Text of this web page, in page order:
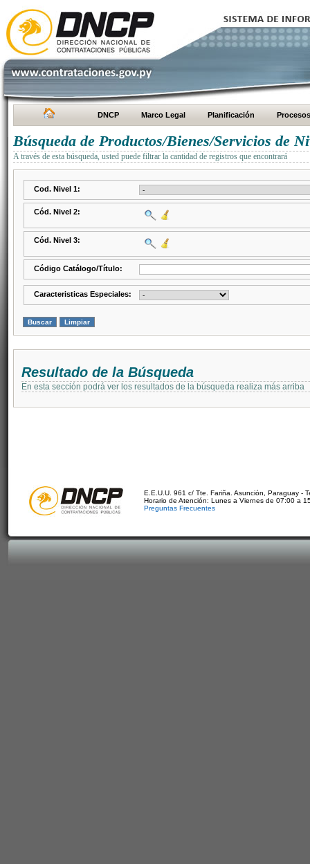
DNCP Marco Legal Planificación Procesos
Búsqueda de Productos/Bienes/Servicios de
A través de esta búsqueda, usted puede filtrar la cantidad de registros que encontrará
Cod. Nivel 1:
Cód. Nivel 2:
Cód. Nivel 3:
Código Catálogo/Título:
Caracteristicas Especiales:
Resultado de la Búsqueda
En esta sección podrá ver los resultados de la búsqueda realiza más arriba
E.E.U.U. 961 c/ Tte. Fariña. Asunción, Paraguay -
Horario de Atención: Lunes a Viernes de 07:00 a
Preguntas Frecuentes